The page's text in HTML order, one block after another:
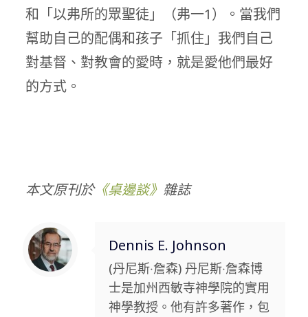
和「以弗所的眾聖徒」（弗一1）。當我們
幫助自己的配偶和孩子「抓住」我們自己
對基督、對教會的愛時，就是愛他們最好
的方式。
本文原刊於《桌邊談》 雜誌
Dennis E. Johnson
(丹尼斯‧詹森) 丹尼斯‧詹森博
士是加州西敏寺神學院的實用
神學教授。他有許多著作，包